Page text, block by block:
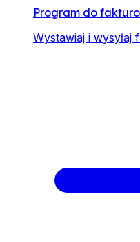
Program do
Wystawiaj i wysyłaj